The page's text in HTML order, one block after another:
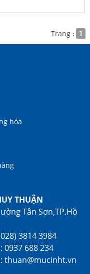
Trang: 1
hóa
THUẬN
Tân Sơn,TP.Hồ
3814 3984
0937 688 234
thuan@mucinht.vn